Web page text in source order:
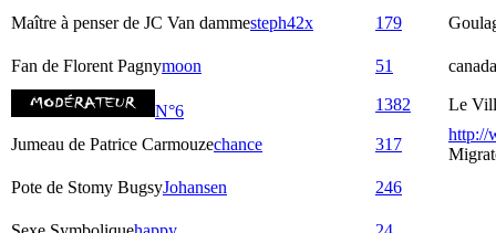
Maître à penser de JC Van dammesteph42x 179
Fan de Florent Pagnymoon 51 canada
N°6 1382 Le
Jumeau de Patrice Carmouzechance 317
http://
Pote de Stomy BugsyJohansen 246